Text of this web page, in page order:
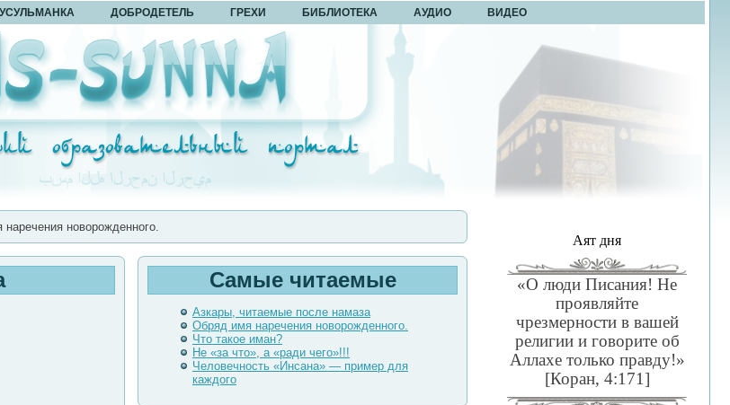
ДОБРОДЕТЕЛЬ ГРЕХИ БИБЛИОТЕКА АУДИО ВИДЕО
новорожденного.
Самые читаемые
Азкары, читаемые после намаза
Обряд имя наречения новорожденного.
Что такое иман?
Не «за что», а «ради чего»!!!
Человечность «Инсана» — пример для
каждого
Аят дня
«О люди Писания! Не
проявляйте
чрезмерности в вашей
религии и говорите об
Аллахе только правду!»
[Коран, 4:171]